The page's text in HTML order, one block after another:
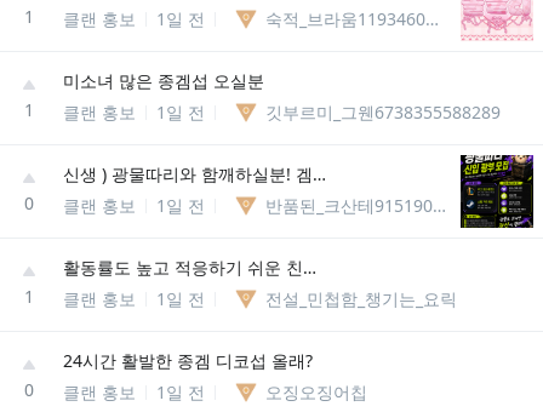
1
클랜 홍보
1일 전 숙적_브라움11934609425910
1
미소녀 많은 종겜섭 오실분
클랜 홍보
1일 전 깃부르미_그웬6738355588289
0
신생 ) 광물따리와 함깨하실분! 겜돌이 겜순이 환영합니다~
클랜 홍보
1일 전 반품된_크산테9151907296656
1
활동률도 높고 적응하기 쉬운 친목섭에서 게임하자~
클랜 홍보
1일 전 전설_민첩함_챙기는_요릭
0
24시간 활발한 종겜 디코섭 올래?
클랜 홍보
1일 전 오징오징어칩